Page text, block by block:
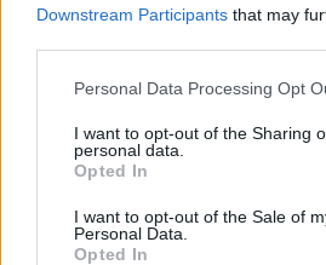
Downstream Participants that may
Please note that this website/app
not limited to your visit or usage
grant or deny consent to Google and
use your data for below specified
consent section.
Personal Data Processing Opt
I want to opt-out of the Sharing
personal data.
Opted In
I want to opt-out of the Sale of
Personal Data.
Opted In